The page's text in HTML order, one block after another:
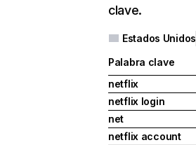
clave.
Estados Unidos
Palabra clave
netflix
netflix login
net
netflix account